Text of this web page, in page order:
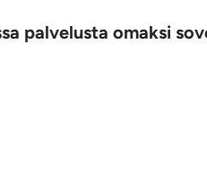
palvelusta omaksi